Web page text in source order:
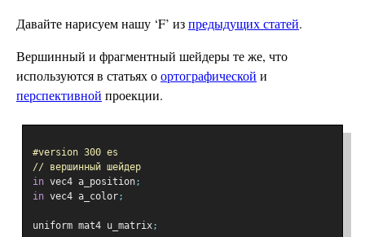
Давайте нарисуем нашу ‘F’ изпредыдущих статей.
Вершинный и фрагментный шейдеры те же, что
используются в статьях оортографической и
перспективной проекции.
#version 300 es
// вершинный шейдер
in vec4 a_position;
in vec4 a_color;
uniform mat4 u_matrix;